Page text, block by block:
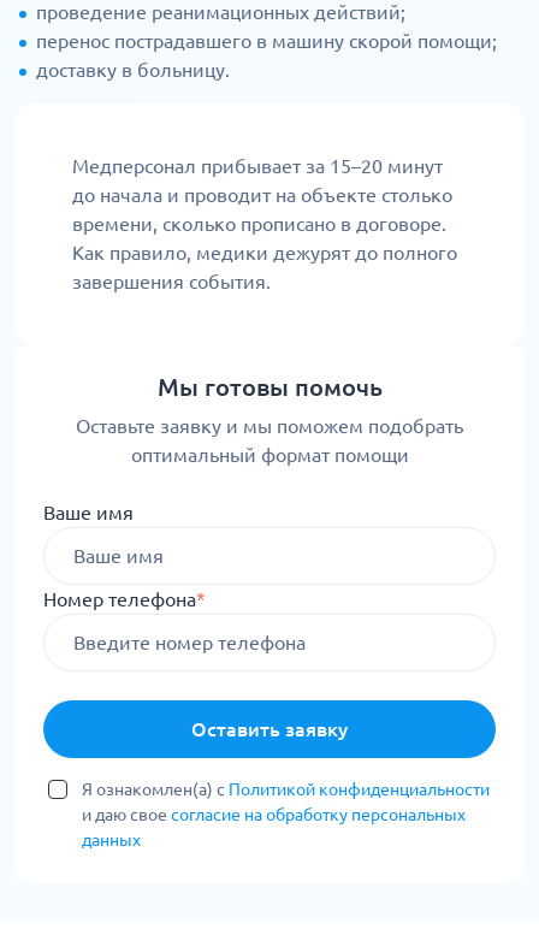
проведение реанимационных действий;
перенос пострадавшего в машину скорой помощи;
доставку в больницу.
Медперсонал прибывает за 15–20 минут
до начала и проводит на объекте столько
времени, сколько прописано в договоре.
Как правило, медики дежурят до полного
завершения события.
Мы готовы помочь
Оставьте заявку и мы поможем подобрать
оптимальный формат помощи
Ваше имя
Номер телефона*
Оставить заявку
Я ознакомлен(а) с Политикой конфиденциальности
и даю свое согласие на обработку персональных
данных